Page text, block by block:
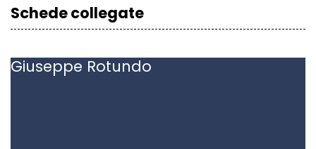
Schede collegate
Giuseppe Rotundo